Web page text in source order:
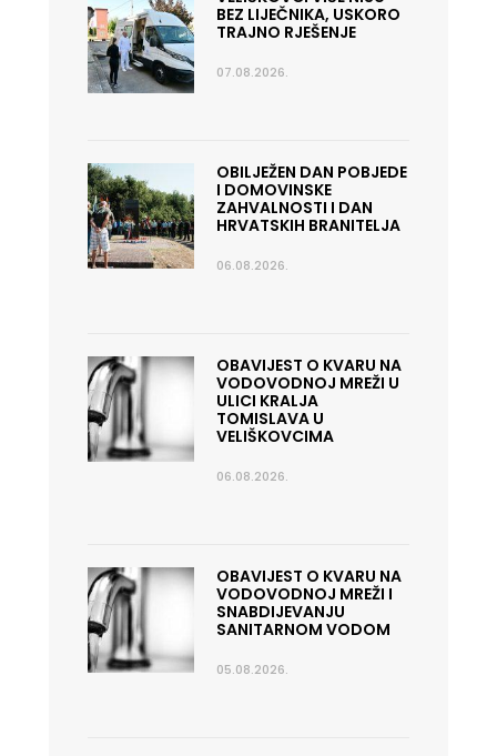
BEZ LIJEČNIKA, USKORO
TRAJNO RJEŠENJE
07.08.2026.
OBILJEŽEN DAN POBJEDE
I DOMOVINSKE
ZAHVALNOSTI I DAN
HRVATSKIH BRANITELJA
06.08.2026.
OBAVIJEST O KVARU NA
VODOVODNOJ MREŽI U
ULICI KRALJA
TOMISLAVA U
VELIŠKOVCIMA
06.08.2026.
OBAVIJEST O KVARU NA
VODOVODNOJ MREŽI I
SNABDIJEVANJU
SANITARNOM VODOM
05.08.2026.